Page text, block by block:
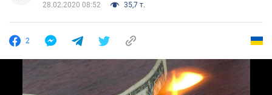
28.02.2020 08:52 35,7 т.
2